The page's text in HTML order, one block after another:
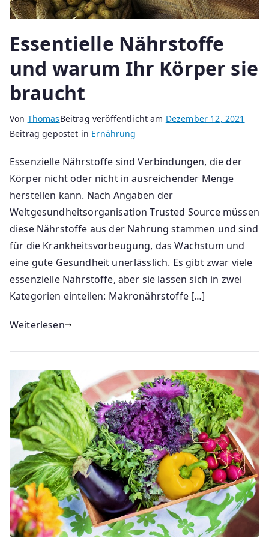
Essentielle Nährstoffe
und warum Ihr Körper sie
braucht
Von ThomasBeitrag veröffentlicht am Dezember 12, 2021
Beitrag gepostet in Ernährung
Essenzielle Nährstoffe sind Verbindungen, die der
Körper nicht oder nicht in ausreichender Menge
herstellen kann. Nach Angaben der
Weltgesundheitsorganisation Trusted Source müssen
diese Nährstoffe aus der Nahrung stammen und sind
für die Krankheitsvorbeugung, das Wachstum und
eine gute Gesundheit unerlässlich. Es gibt zwar viele
essenzielle Nährstoffe, aber sie lassen sich in zwei
Kategorien einteilen: Makronährstoffe […]
Weiterlesen